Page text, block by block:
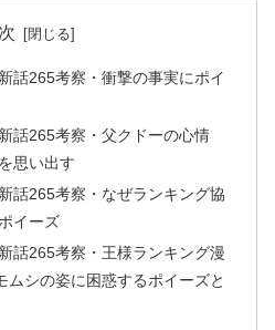
話265考察・衝撃の事実にポイ
話265考察・父クドーの心情
思い出す
話265考察・なぜランキング協
イーズ
話265考察・王様ランキング漫
ムシの姿に困惑するポイーズと